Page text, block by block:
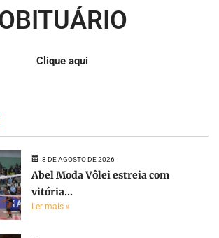
Clique aqui
8 DE AGOSTO DE 2026
Abel Moda Vôlei estreia com
vitória...
Ler mais »